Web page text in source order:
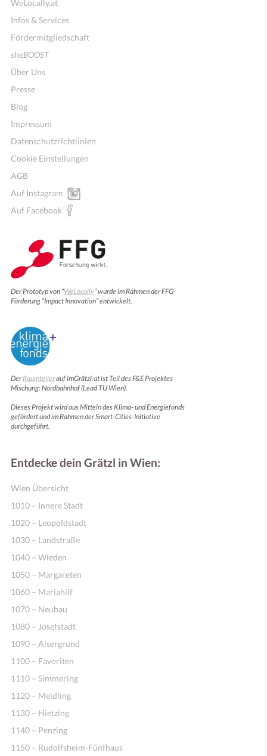
WeLocally.at
Infos & Services
Fördermitgliedschaft
sheBOOST
Über Uns
Presse
Blog
Impressum
Datenschutzrichtlinien
Cookie Einstellungen
AGB
Auf Instagram
Auf Facebook
Der Prototyp von “WeLocally” wurde im Rahmen der FFG-
Förderung “Impact Innovation” entwickelt.
DerRaumteilerauf imGrätzl.at ist Teil des F&E Projektes
Mischung: Nordbahnhof (Lead TU Wien).
Dieses Projekt wird aus Mitteln des Klima- und Energiefonds
gefördert und im Rahmen der Smart-Cities-Initiative
durchgeführt.
Entdecke dein Grätzl in Wien:
Wien Übersicht
1010 – Innere Stadt
1020 – Leopoldstadt
1030 – Landstraße
1040 – Wieden
1050 – Margareten
1060 – Mariahilf
1070 – Neubau
1080 – Josefstadt
1090 – Alsergrund
1100 – Favoriten
1110 – Simmering
1120 – Meidling
1130 – Hietzing
1140 – Penzing
1150 – Rudolfsheim-Fünfhaus